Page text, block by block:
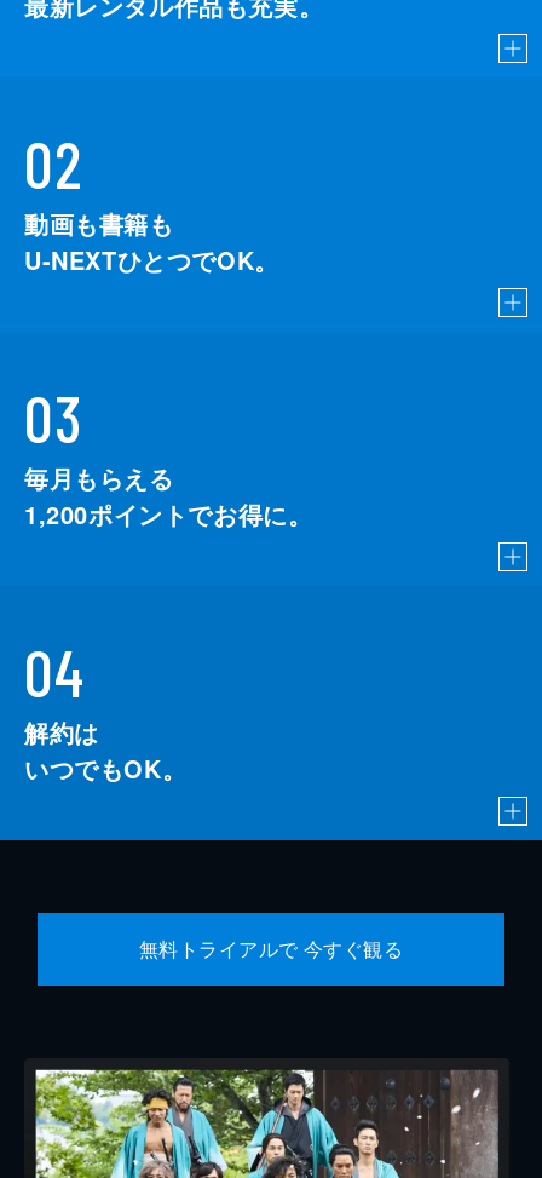
02
動画も書籍も
U-NEXTひとつでOK。
03
毎月もらえる
1,200ポイントでお得に。
04
解約は
いつでもOK。
無料トライアルで 今すぐ観る